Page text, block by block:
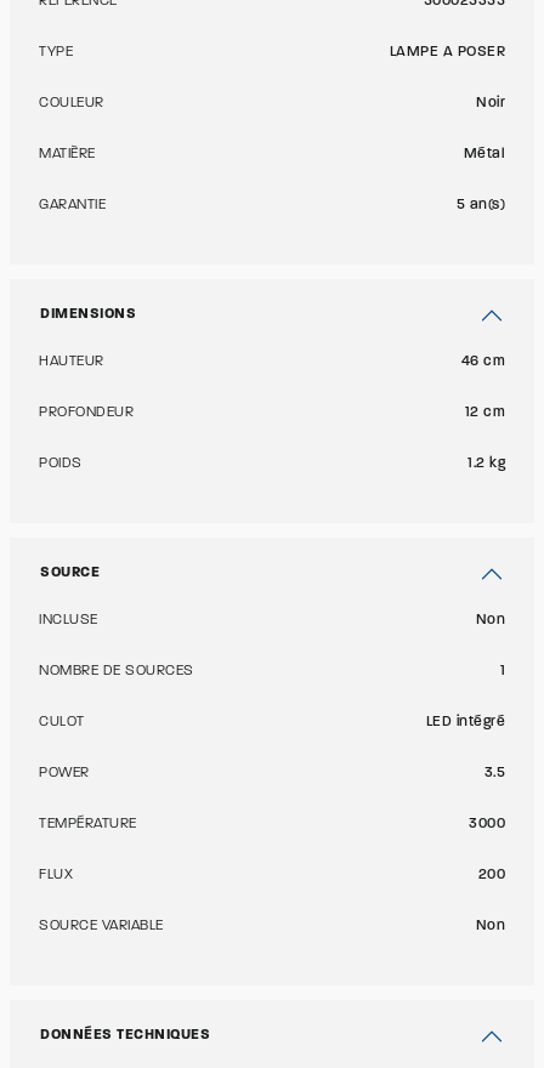
TYPE LAMPE A POSER
COULEUR Noir
MATIÈRE Métal
GARANTIE 5 an(s)
DIMENSIONS
HAUTEUR 46 cm
PROFONDEUR 12 cm
POIDS 1.2 kg
SOURCE
INCLUSE Non
NOMBRE DE SOURCES 1
CULOT LED intégré
POWER 3.5
TEMPÉRATURE 3000
FLUX 200
SOURCE VARIABLE Non
DONNÉES TECHNIQUES